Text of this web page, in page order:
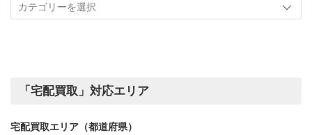
績
カ
「宅配買取」対応エリア
宅配買取エリア（都道府県）